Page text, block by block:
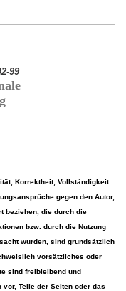
99
Korrektheit, Vollständigkeit
gegen den Autor,
beziehen, die durch die
bzw. durch die Nutzung
wurden, sind grundsätzlich
vorsätzliches oder
sind freibleibend und
Teile der Seiten oder das